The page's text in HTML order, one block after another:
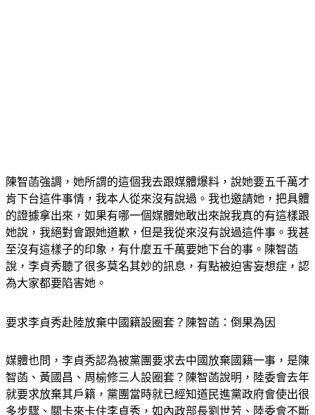
肯下台這件事情，我本人從來沒有說過。我也邀請她，把具體
的證據拿出來，如果有哪一個媒體她敢出來說我真的有這樣跟
她說，我絕對會跟她道歉，但是我從來沒有說過這件事。我甚
至沒有這樣子的印象，有什麼五千萬要她下台的事。陳智菡
說，李貞秀聽了很多莫名其妙的訊息，有點被迫害妄想症，認
為大家都要陷害她。
智菡、黃國昌、周榆修三人設圈套？陳智菡說明，陸委會去年
就要求放棄其戶籍，黨團當時就已經知道民進黨政府會使出很
多步驟、關卡來卡住李貞秀，如內政部長劉世芳、陸委會不斷
質疑她有雙重國籍。因此當時內部的會議討論是，希望她能先